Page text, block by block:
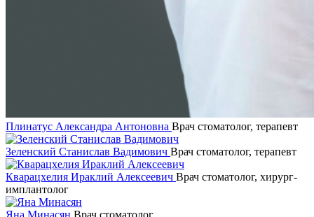
Плинатус Александра Антоновна Врач стоматолог, терапевт
Зеленский Станислав Вадимович Врач стоматолог, терапевт
Кварацхелия Ираклий Алексеевич Врач стоматолог, хирург-
имплантолог